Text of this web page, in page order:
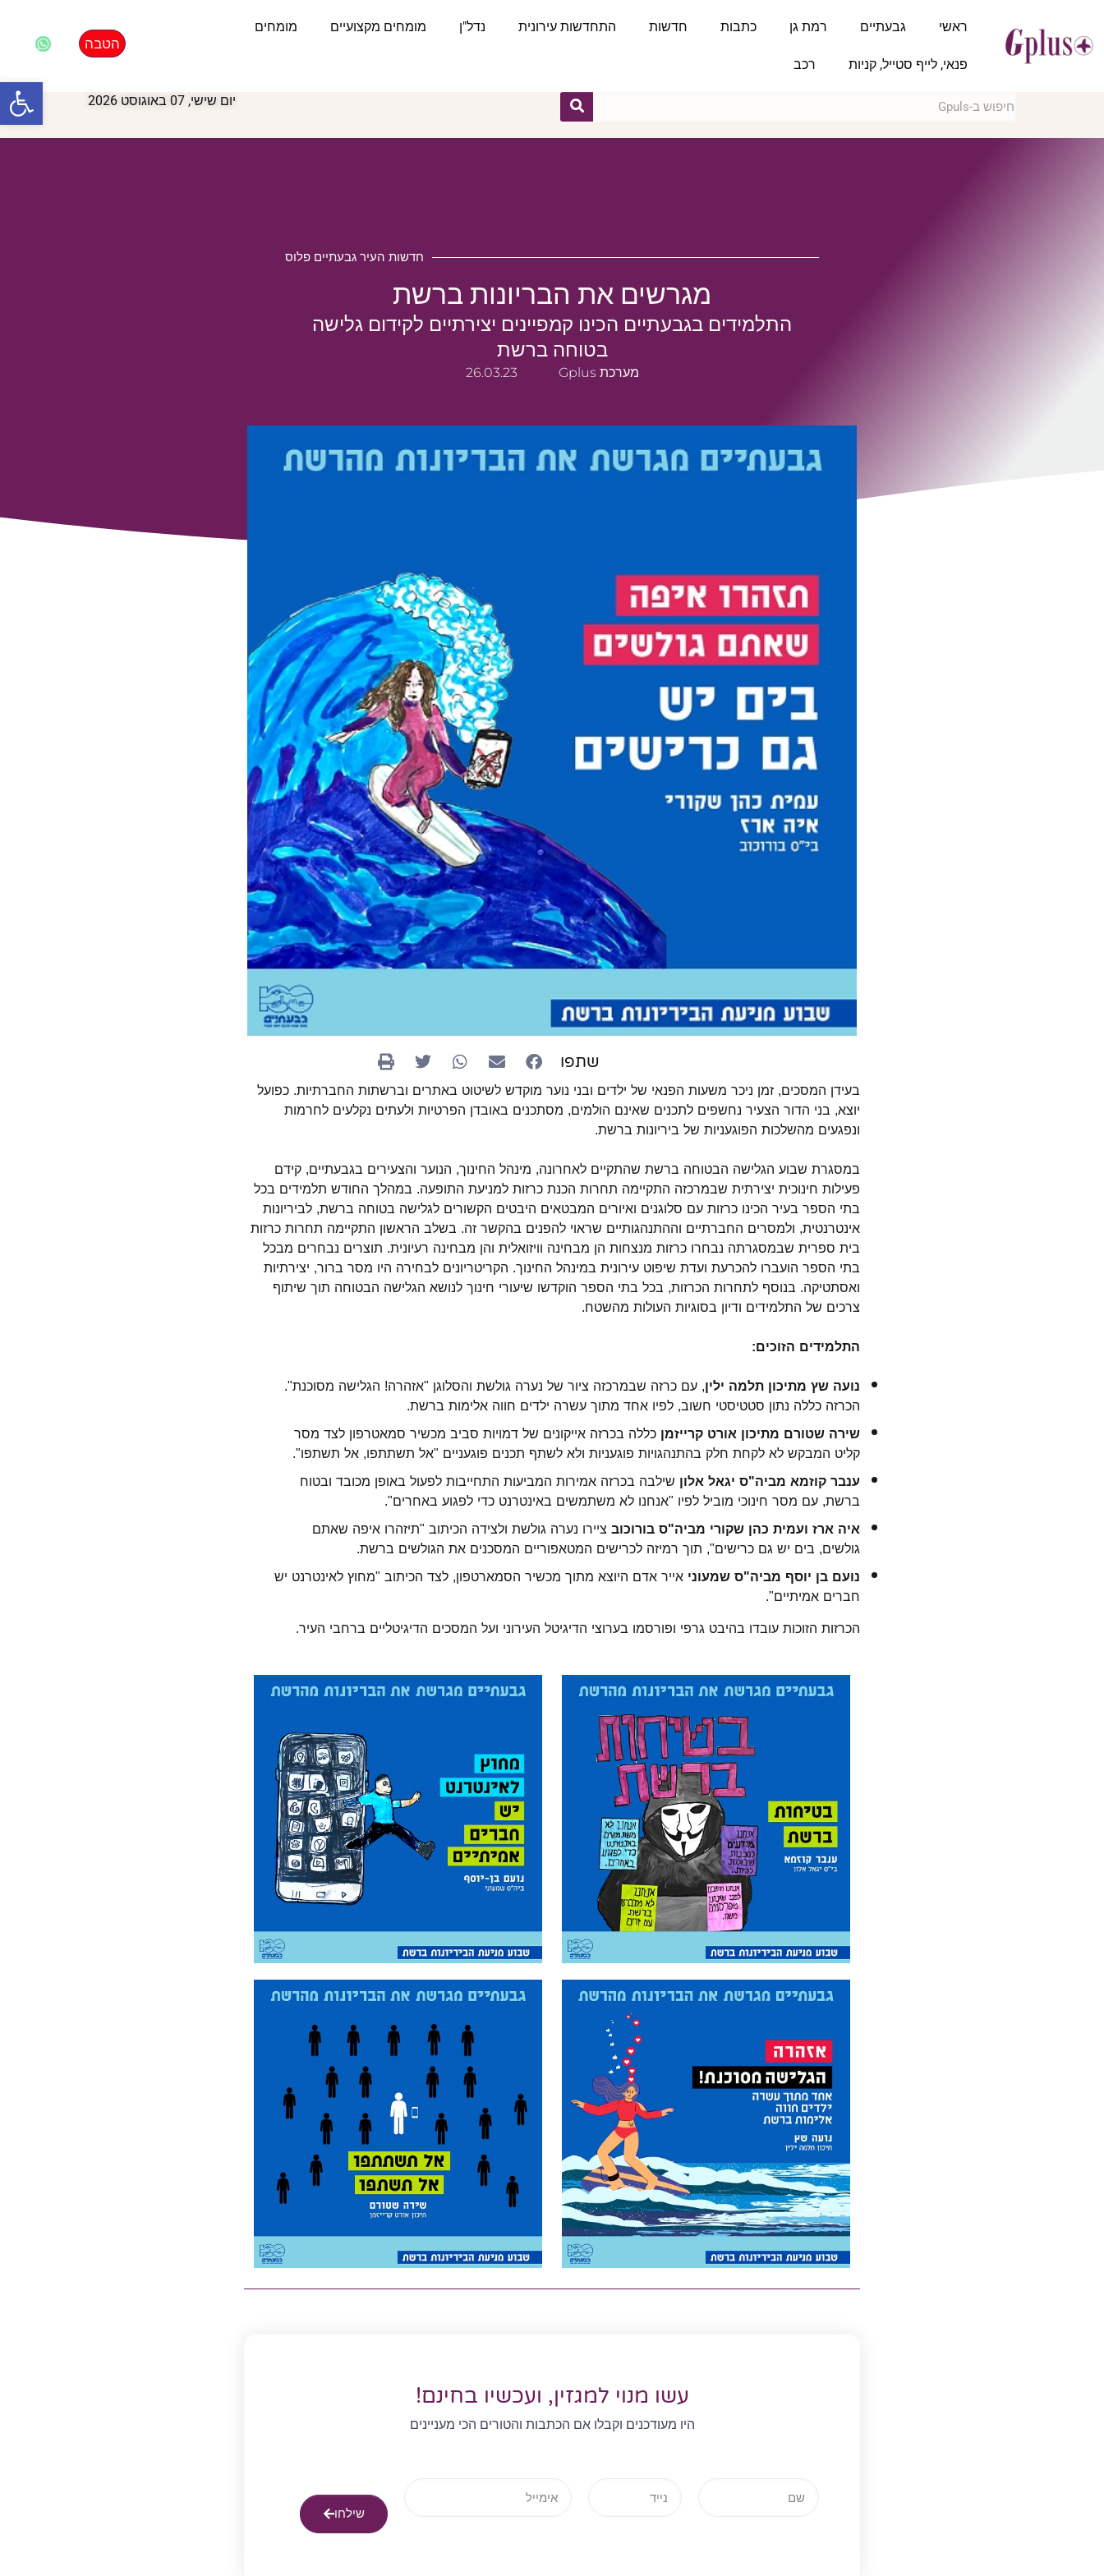
ראשי גבעתיים רמת גן כתבות חדשות התחדשות עירונית נדל"ן מומחים מקצועיים מומחים
פנאי, לייף סטייל, קניות רכב
הטבה
יום שישי, 07 באוגוסט 2026
חדשות העיר גבעתיים פלוס
מגרשים את הבריונות ברשת
התלמידים בגבעתיים הכינו קמפיינים יצירתיים לקידום גלישה
בטוחה ברשת
מערכת Gplus 26.03.23
שתפו
בעידן המסכים, זמן ניכר משעות הפנאי של ילדים ובני נוער מוקדש לשיטוט באתרים וברשתות החברתיות. כפועל
יוצא, בני הדור הצעיר נחשפים לתכנים שאינם הולמים, מסתכנים באובדן הפרטיות ולעתים נקלעים לחרמות
ונפגעים מהשלכות הפוגעניות של ביריונות ברשת.
במסגרת שבוע הגלישה הבטוחה ברשת שהתקיים לאחרונה, מינהל החינוך, הנוער והצעירים בגבעתיים, קידם
פעילות חינוכית יצירתית שבמרכזה התקיימה תחרות הכנת כרזות למניעת התופעה. במהלך החודש תלמידים בכל
בתי הספר בעיר הכינו כרזות עם סלוגנים ואיורים המבטאים היבטים הקשורים לגלישה בטוחה ברשת, לביריונות
אינטרנטית, ולמסרים החברתיים וההתנהגותיים שראוי להפנים בהקשר זה. בשלב הראשון התקיימה תחרות כרזות
בית ספרית שבמסגרתה נבחרו כרזות מנצחות הן מבחינה וויזואלית והן מבחינה רעיונית. תוצרים נבחרים מבכל
בתי הספר הועברו להכרעת ועדת שיפוט עירונית במינהל החינוך. הקריטריונים לבחירה היו מסר ברור, יצירתיות
ואסתטיקה. בנוסף לתחרות הכרזות, בכל בתי הספר הוקדשו שיעורי חינוך לנושא הגלישה הבטוחה תוך שיתוף
צרכים של התלמידים ודיון בסוגיות העולות מהשטח.
התלמידים הזוכים:
נועה שץ מתיכון תלמה ילין, עם כרזה שבמרכזה ציור של נערה גולשת והסלוגן "אזהרה! הגלישה מסוכנת".
הכרזה כללה נתון סטטיסטי חשוב, לפיו אחד מתוך עשרה ילדים חווה אלימות ברשת.
שירה שטורם מתיכון אורט קרייזמןכללה בכרזה אייקונים של דמויות סביב מכשיר סמאטרפון לצד מסר
קליט המבקש לא לקחת חלק בהתנהגויות פוגעניות ולא לשתף תכנים פוגעניים "אל תשתתפו, אל תשתפו".
ענבר קוזמא מביה"ס יגאל אלון שילבה בכרזה אמירות המביעות התחייבות לפעול באופן מכובד ובטוח
ברשת, עם מסר חינוכי מוביל לפיו "אנחנו לא משתמשים באינטרנט כדי לפגוע באחרים".
איה ארז ועמית כהן שקורי מביה"ס בורוכובציירו נערה גולשת ולצידה הכיתוב "תיזהרו איפה שאתם
גולשים, בים יש גם כרישים", תוך רמיזה לכרישים המטאפוריים המסכנים את הגולשים ברשת.
נועם בן יוסף מביה"ס שמעוניאייר אדם היוצא מתוך מכשיר הסמארטפון, לצד הכיתוב "מחוץ לאינטרנט יש
חברים אמיתיים".
הכרזות הזוכות עובדו בהיבט גרפי ופורסמו בערוצי הדיגיטל העירוני ועל המסכים הדיגיטליים ברחבי העיר.
עשו מנוי למגזין, ועכשיו בחינם!
היו מעודכנים וקבלו אם הכתבות והטורים הכי מעניינים
שילחו
פתח